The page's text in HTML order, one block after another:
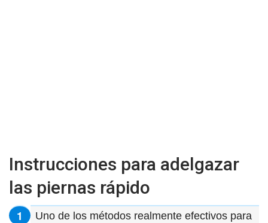
Instrucciones para adelgazar
las piernas rápido
Uno de los métodos realmente efectivos para